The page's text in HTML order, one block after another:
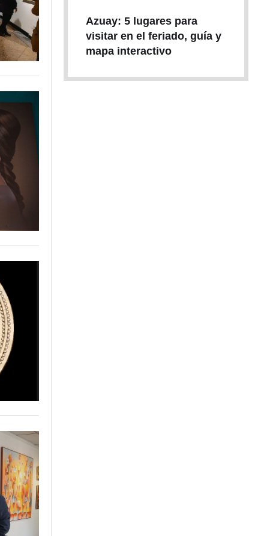
Azuay: 5 lugares para
visitar en el feriado, guía y
mapa interactivo